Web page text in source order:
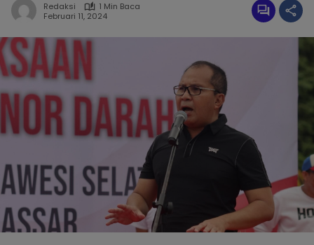
Redaksi
1 Min Baca
Februari 11, 2024